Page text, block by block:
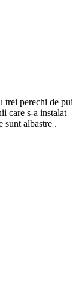
trei perechi de pui
care s-a instalat
sunt albastre .